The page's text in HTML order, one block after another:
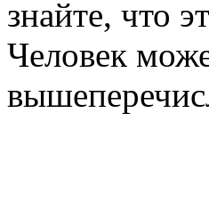
знайте, что
Человек